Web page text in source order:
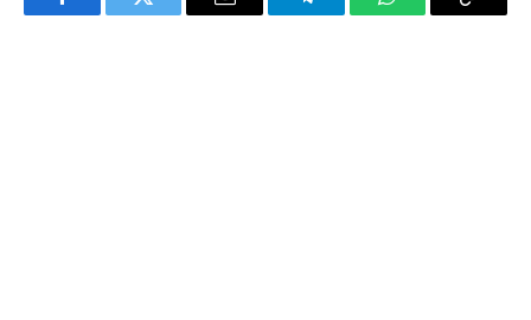
FacebookTwitter Email TelegramWhatsAppCopy